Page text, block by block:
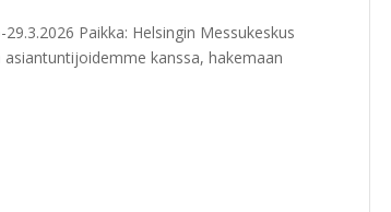
Paikka: Helsingin Messukeskus
kanssa, hakemaan